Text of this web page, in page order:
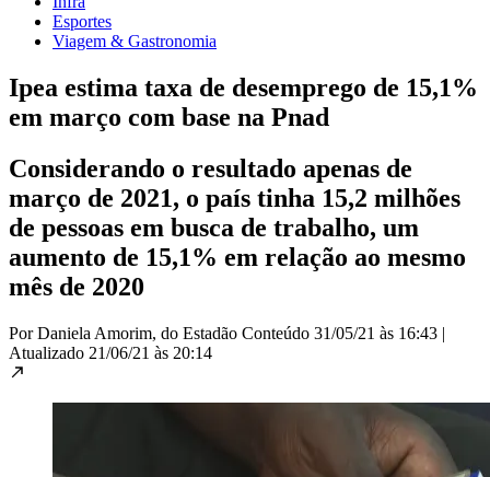
Esportes
Viagem & Gastronomia
Ipea estima taxa de desemprego de 15,1%
em março com base na Pnad
Considerando o resultado apenas de
março de 2021, o país tinha 15,2 milhões
de pessoas em busca de trabalho, um
aumento de 15,1% em relação ao mesmo
mês de 2020
Por Daniela Amorim, do Estadão Conteúdo 31/05/21 às 16:43 |
Atualizado 21/06/21 às 20:14